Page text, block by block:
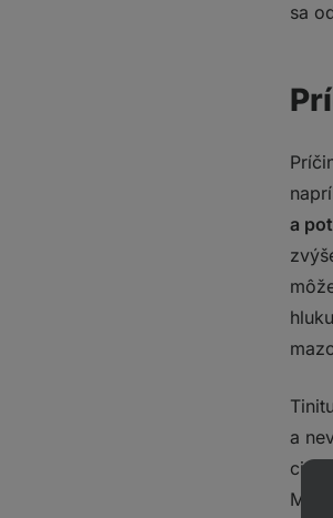
sa
a
a